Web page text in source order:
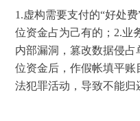
1.虚构需要支付的“好处
位资金占为己有的； 2.业
内部漏洞，篡改数据侵占
位资金后，作假帐填平账
法犯罪活动，导致不能归